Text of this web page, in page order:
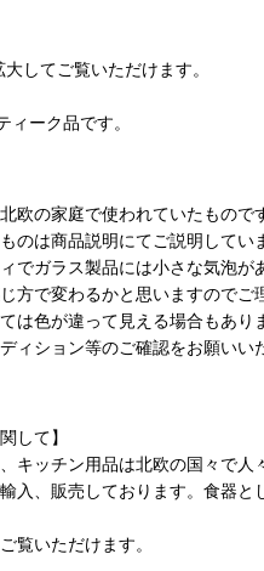
してご覧いただけます。
ーク品です。
欧の家庭で使われていたもの
のは商品説明にてご説明して
でガラス製品には小さな気泡が
方で変わるかと思いますのでご
は色が違って見える場合もあ
ィション等のご確認をお願い
して】
キッチン用品は北欧の国々で
入、販売しております。食器
覧いただけます。